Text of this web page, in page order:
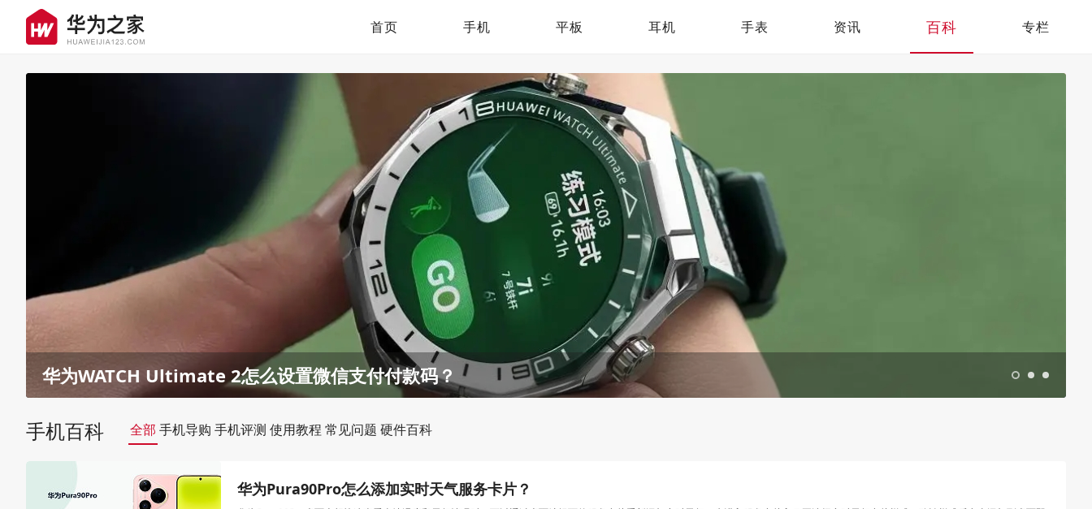
首页 手机 平板 耳机 手表 资讯 百科 专栏
华为Pura 90怎么添加NFC交通卡？
华为WATCH Ultimate 2怎么设置微信支付付款码？
手机百科 全部 手机导购 手机评测 使用教程 常见问题 硬件百科
华为Pura90Pro怎么添加实时天气服务卡片？